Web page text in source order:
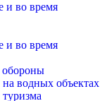
и во время
и во время
обороны
водных объектах